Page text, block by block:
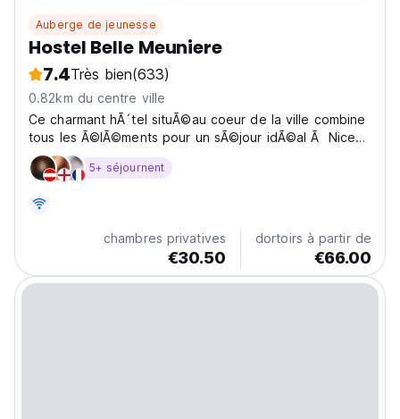
Auberge de jeunesse
Hostel Belle Meuniere
7.4Très bien(633)
0.82km du centre ville
Ce charmant hÃ´tel situÃ©au coeur de la ville combine
tous les Ã©lÃ©ments pour un sÃ©jour idÃ©al Ã Nice
pour des tarifs raisonnables. A 2 minutes Ã pieds de la
gare centrale, Ã 10 minutes des plages et 15 minutes
5+ séjournent
chambres privatives
€30.50
dortoirs à partir de
€66.00